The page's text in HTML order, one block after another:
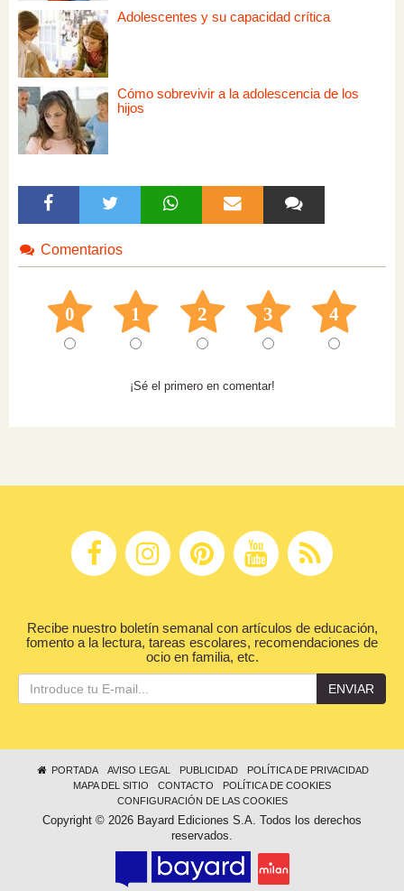
Adolescentes y su capacidad crítica
Cómo sobrevivir a la adolescencia de los
hijos
Comentarios
0 1 2 3 4
¡Sé el primero en comentar!
Recibe nuestro boletín semanal con artículos de educación,
fomento a la lectura, tareas escolares, recomendaciones de
ocio en familia, etc.
ENVIAR
PORTADA AVISO LEGAL PUBLICIDAD
POLÍTICA DE PRIVACIDAD
MAPA DEL SITIO
CONTACTO
POLÍTICA DE COOKIES
CONFIGURACIÓN DE LAS COOKIES
Copyright © 2026 Bayard Ediciones S.A. Todos los derechos
reservados.